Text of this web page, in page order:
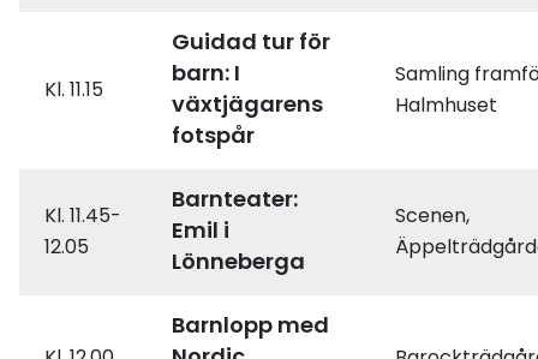
Kl. 11.15
Guidad tur för
barn: I
växtjägarens
fotspår
Samling
Halmhuset
Kl. 11.45-
12.05
Barnteater:
Emil i
Lönneberga
Scenen,
Barnlopp med